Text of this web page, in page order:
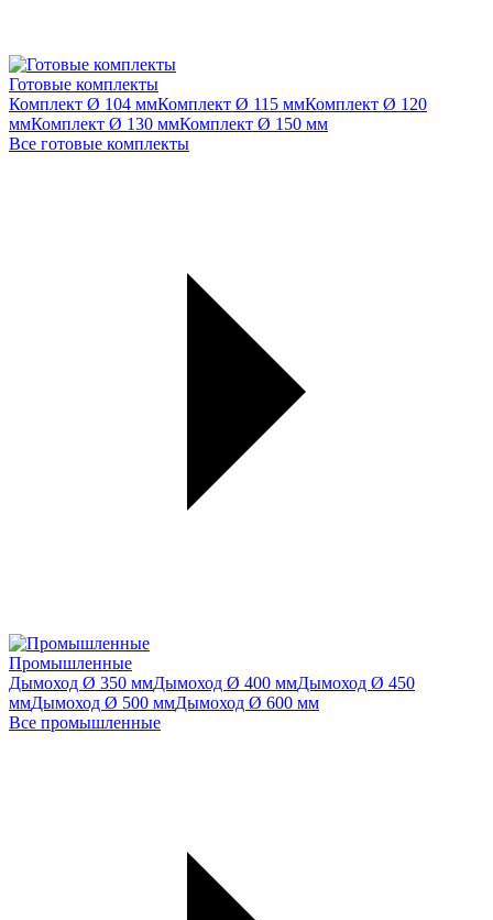
Готовые комплекты
Комплект Ø 104 ммКомплект Ø 115 ммКомплект Ø 120
ммКомплект Ø 130 ммКомплект Ø 150 мм
Все готовые комплекты
Промышленные
Дымоход Ø 350 ммДымоход Ø 400 ммДымоход Ø 450
ммДымоход Ø 500 ммДымоход Ø 600 мм
Все промышленные